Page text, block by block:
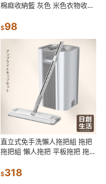
棉麻收納籃 灰色 米色衣物收納
日創生活
$98
直立式免手洗懶人拖把組 拖把
拖把組 懶人拖把 平板拖把 拖把
拖把 日創生活
$318